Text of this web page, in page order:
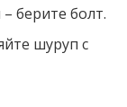
берите болт.
шуруп с